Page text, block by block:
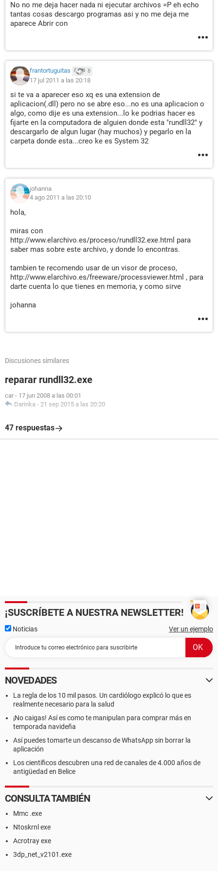
No no me deja hacer nada ni ejecutar archivos =P eh echo
tantas cosas descargo programas asi y no me deja me
aparece Abrir con
frantortuguitas 8
17 jul 2011 a las 20:18
si te va a aparecer eso xq es una extension de
aplicacion(.dll) pero no se abre eso...no es una aplicacion o
algo, como dije es una extension...lo ke podrias hacer es
fijarte en la computadora de alguien donde esta "rundll32" y
descargarlo de algun lugar (hay muchos) y pegarlo en la
carpeta donde esta...creo ke es System 32
johanna
4 ago 2011 a las 20:10
hola,
miras con
http://www.elarchivo.es/proceso/rundll32.exe.html para
saber mas sobre este archivo, y donde lo encontras.
tambien te recomendo usar de un visor de proceso,
http://www.elarchivo.es/freeware/processviewer.html , para
darte cuenta lo que tienes en memoria, y como sirve
johanna
Discusiones similares
reparar rundll32.exe
car - 17 jun 2008 a las 00:01
Darinka - 21 sep 2015 a las 20:20
47 respuestas
¡SUSCRÍBETE A NUESTRA NEWSLETTER!
Noticias Ver un ejemplo
NOVEDADES
La regla de los 10 mil pasos. Un cardiólogo explicó lo que es
realmente necesario para la salud
¡No caigas! Así es como te manipulan para comprar más en
temporada navideña
Así puedes tomarte un descanso de WhatsApp sin borrar la
aplicación
Los científicos descubren una red de canales de 4.000 años de
antigüedad en Belice
CONSULTA TAMBIÉN
Mmc .exe
Ntoskrnl exe
Acrotray exe
3dp_net_v2101.exe